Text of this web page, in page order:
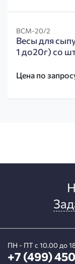
ВСМ-20/2
Весы для
1 до20г) со
Цена по
ПН - ПТ с 10.00 до
+7 (499)